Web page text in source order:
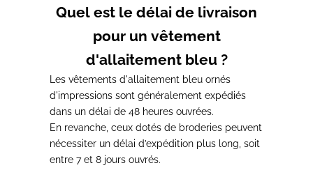
Quel est le délai de livraison
pour un vêtement
d'allaitement bleu ?
Les vêtements d'allaitement bleu ornés
d'impressions sont généralement expédiés
dans un délai de 48 heures ouvrées.
En revanche, ceux dotés de broderies peuvent
nécessiter un délai d’expédition plus long, soit
entre 7 et 8 jours ouvrés.